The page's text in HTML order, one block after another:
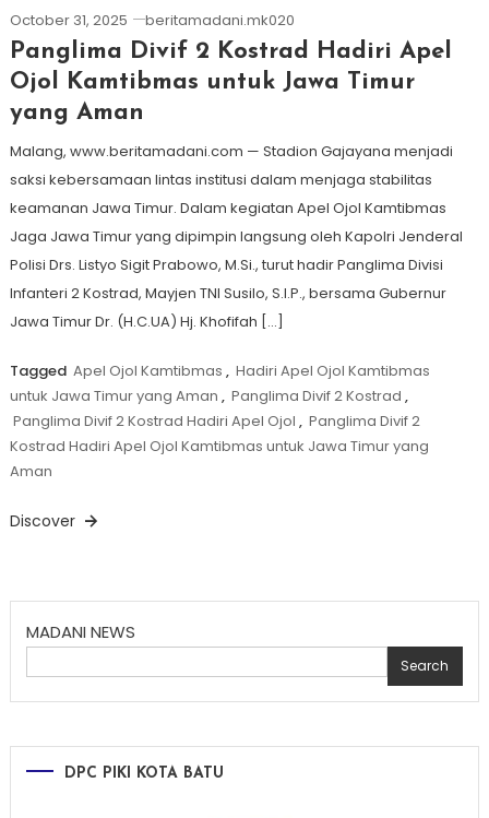
October 31, 2025 beritamadani.mk020
Panglima Divif 2 Kostrad Hadiri Apel
Ojol Kamtibmas untuk Jawa Timur
yang Aman
Malang, www.beritamadani.com — Stadion Gajayana menjadi
saksi kebersamaan lintas institusi dalam menjaga stabilitas
keamanan Jawa Timur. Dalam kegiatan Apel Ojol Kamtibmas
Jaga Jawa Timur yang dipimpin langsung oleh Kapolri Jenderal
Polisi Drs. Listyo Sigit Prabowo, M.Si., turut hadir Panglima Divisi
Infanteri 2 Kostrad, Mayjen TNI Susilo, S.I.P., bersama Gubernur
Jawa Timur Dr. (H.C.UA) Hj. Khofifah […]
Tagged Apel Ojol Kamtibmas , Hadiri Apel Ojol Kamtibmas
untuk Jawa Timur yang Aman , Panglima Divif 2 Kostrad ,
Panglima Divif 2 Kostrad Hadiri Apel Ojol , Panglima Divif 2
Kostrad Hadiri Apel Ojol Kamtibmas untuk Jawa Timur yang
Aman
Discover
MADANI NEWS
Search
DPC PIKI KOTA BATU